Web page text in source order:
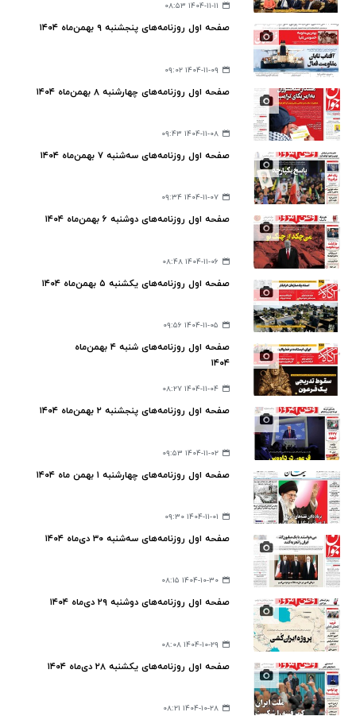
۱۴۰۴-۱۱-۱۱ ۰۸:۵۳
صفحه اول روزنامه‌های پنجشنبه ۹ بهمن‌ماه ۱۴۰۴
۱۴۰۴-۱۱-۰۹ ۰۹:۰۲
صفحه اول روزنامه‌های چهارشنبه ۸ بهمن‌ماه ۱۴۰۴
۱۴۰۴-۱۱-۰۸ ۰۹:۴۳
صفحه اول روزنامه‌های سه‌شنبه ۷ بهمن‌ماه ۱۴۰۴
۱۴۰۴-۱۱-۰۷ ۰۹:۳۴
صفحه اول روزنامه‌های دوشنبه ۶ بهمن‌ماه ۱۴۰۴
۱۴۰۴-۱۱-۰۶ ۰۸:۴۸
صفحه اول روزنامه‌های یکشنبه ۵ بهمن‌ماه ۱۴۰۴
۱۴۰۴-۱۱-۰۵ ۰۹:۵۶
صفحه اول روزنامه‎‌های شنبه ۴ بهمن‌ماه
۱۴۰۴
۱۴۰۴-۱۱-۰۴ ۰۸:۲۷
صفحه اول روزنامه‌های پنجشنبه ۲ بهمن‌ماه ۱۴۰۴
۱۴۰۴-۱۱-۰۲ ۰۹:۵۳
صفحه اول روزنامه‌های چهارشنبه ۱ بهمن ماه ۱۴۰۴
۱۴۰۴-۱۱-۰۱ ۰۹:۳۰
صفحه اول روزنامه‌های سه‌شنبه ۳۰ دی‌ماه ۱۴۰۴
۱۴۰۴-۱۰-۳۰ ۰۸:۱۵
صفحه اول روزنامه‌های دوشنبه ۲۹ دی‌ماه ۱۴۰۴
۱۴۰۴-۱۰-۲۹ ۰۸:۰۸
صفحه اول روزنامه‌های یکشنبه ۲۸ دی‌ماه ۱۴۰۴
۱۴۰۴-۱۰-۲۸ ۰۸:۲۱